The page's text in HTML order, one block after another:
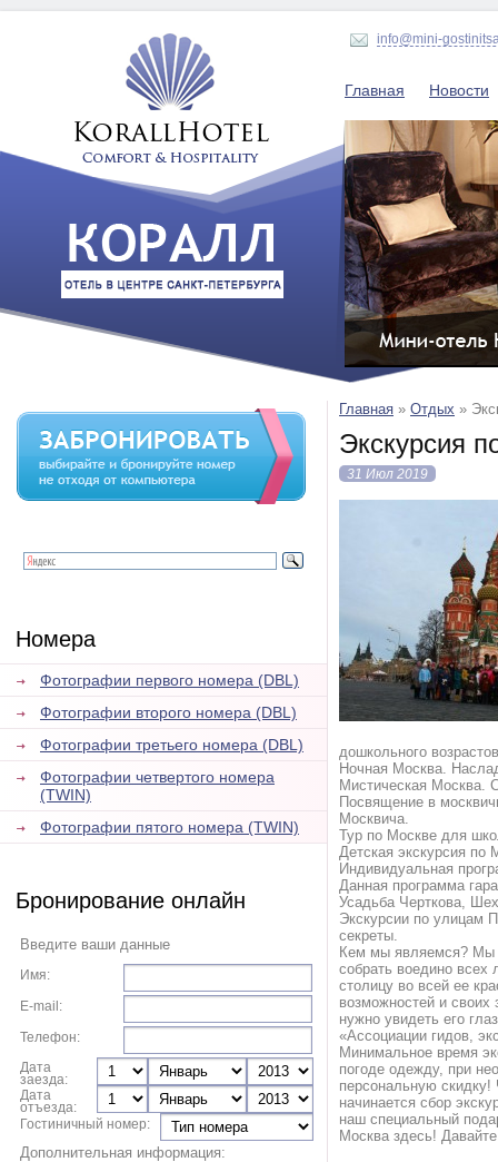
info@mini-
Главная Новости
Номера
Фотографии первого номера (DBL)
Фотографии второго номера (DBL)
Фотографии третьего номера (DBL)
Фотографии четвертого номера
(TWIN)
Фотографии пятого номера (TWIN)
Бронирование онлайн
Введите ваши данные
Имя:
E-mail:
Телефон:
Дата
заезда:
Дата
отъезда:
Гостиничный номер:
Дополнительная информация:
Главная » Отдых »
Экскурсия
31 Июл 2019
дошкольного
Ночная Москва.
Мистическая Москва.
Посвящение в
Москвича.
Тур по Москве для
Детская экскурсия по
Индивидуальная
Данная программа
Усадьба Черткова,
Экскурсии по улицам
секреты.
Кем мы являемся? Мы
собрать воедино всех
столицу во всей ее
возможностей и своих
нужно увидеть его
«Ассоциации гидов,
Минимальное время
погоде одежду, при
персональную скидку!
начинается сбор
наш специальный
Москва здесь!